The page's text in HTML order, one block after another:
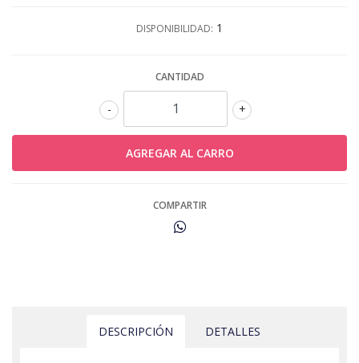
DISPONIBILIDAD: 1
CANTIDAD
+
-
COMPARTIR
DESCRIPCIÓN DETALLES